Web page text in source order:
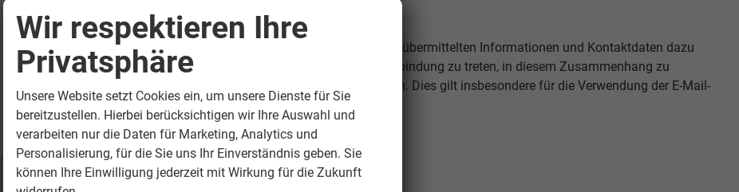
Ich willige ein, dass die H. Schäffer GmbH Automobile die von mir übermittelten Informationen und Kontaktdaten dazu
verwendet, um mit mir anlässlich meiner Kontaktaufnahme in Verbindung zu treten, in diesem Zusammenhang zu
kommunizieren und meine Anfrage zu bearbeiten und abzuwickeln. Dies gilt insbesondere für die Verwendung der E-Mail-
Adresse und der Telefonnummer zu den vorgenannten Zwecken.
Die Datenschutzerklärung kann hier eingesehen werden.
Verifziere …
Wir respektieren Ihre
Privatsphäre
Unsere Website setzt Cookies ein, um unsere Dienste für Sie
bereitzustellen. Hierbei berücksichtigen wir Ihre Auswahl und
verarbeiten nur die Daten für Marketing, Analytics und
Personalisierung, für die Sie uns Ihr Einverständnis geben. Sie
können Ihre Einwilligung jederzeit mit Wirkung für die Zukunft